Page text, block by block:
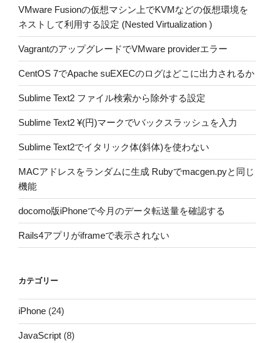
VMware Fusionの仮想マシン上でKVMなどの仮想環境を
ネストして利用する設定 (Nested Virtualization )
VagrantのアップグレードでVMware providerエラー
CentOS 7でApache suEXECのログはどこに出力されるか
Sublime Text2 ファイル検索から除外する設定
Sublime Text2 ¥(円)マークで\バックスラッシュを入力
Sublime Text2でイタリック体(斜体)を使わない
MACアドレスをランダムに生成 Rubyでmacgen.pyと同じ
機能
docomo版iPhoneで今月のデータ転送量を確認する
Rails4アプリがiframeで表示されない
カテゴリー
iPhone (24)
JavaScript (8)